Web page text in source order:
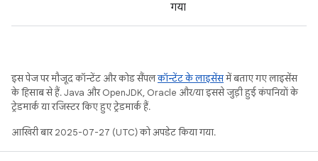
गया
इस पेज पर मौजूद कॉन्टेंट और कोड सैंपलकॉन्टेंट के लाइसेंसमें बताए गए लाइसेंस
के हिसाब से हैं. Java और OpenJDK, Oracle और/या इससे जुड़ी हुई कंपनियों के
ट्रेडमार्क या रजिस्टर किए हुए ट्रेडमार्क हैं.
आखिरी बार 2025-07-27 (UTC) को अपडेट किया गया.